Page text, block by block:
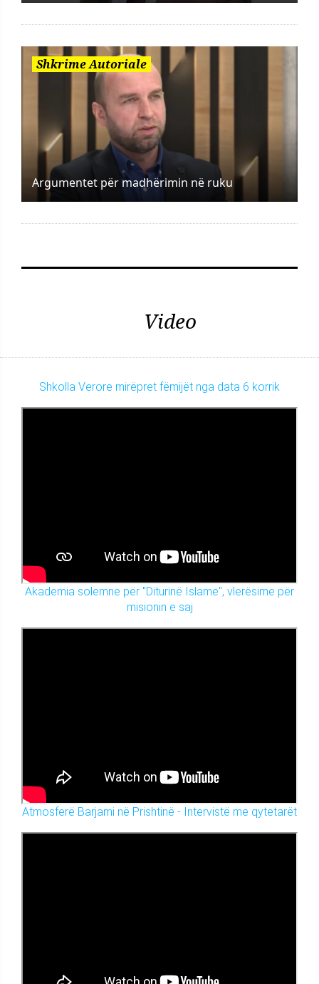
Shkrime Autoriale
Argumentet për madhërimin në ruku
Video
Shkolla Verore mirëpret fëmijët nga data 6 korrik
Akademia solemne për "Diturinë Islame", vlerësime për
misionin e saj
Atmosferë Barjami në Prishtinë - Intervistë me qytetarët